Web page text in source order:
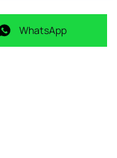
WhatsApp
WhatsApp